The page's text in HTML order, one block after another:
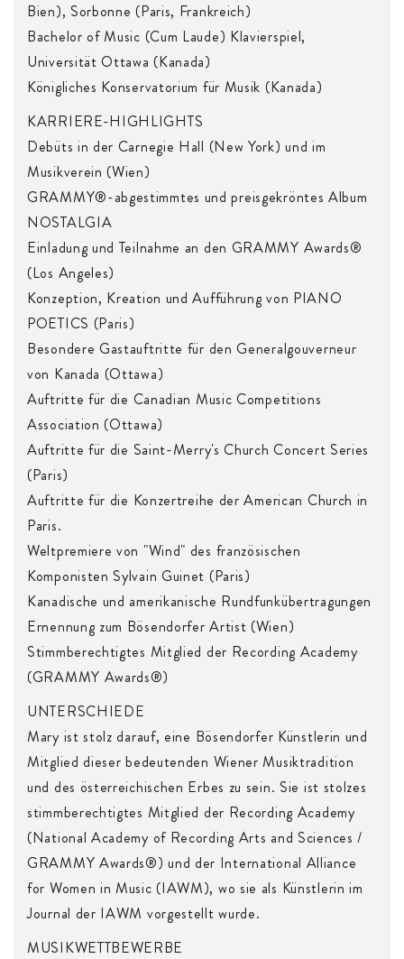
Bien), Sorbonne (Paris, Frankreich)
Bachelor of Music (Cum Laude) Klavierspiel,
Universität Ottawa (Kanada)
Königliches Konservatorium für Musik (Kanada)
KARRIERE-HIGHLIGHTS
Debüts in der Carnegie Hall (New York) und im
Musikverein (Wien)
GRAMMY®-abgestimmtes und preisgekröntes Album
NOSTALGIA
Einladung und Teilnahme an den GRAMMY Awards®
(Los Angeles)
Konzeption, Kreation und Aufführung von PIANO
POETICS (Paris)
Besondere Gastauftritte für den Generalgouverneur
von Kanada (Ottawa)
Auftritte für die Canadian Music Competitions
Association (Ottawa)
Auftritte für die Saint-Merry's Church Concert Series
(Paris)
Auftritte für die Konzertreihe der American Church in
Paris.
Weltpremiere von "Wind" des französischen
Komponisten Sylvain Guinet (Paris)
Kanadische und amerikanische Rundfunkübertragungen
Ernennung zum Bösendorfer Artist (Wien)
Stimmberechtigtes Mitglied der Recording Academy
(GRAMMY Awards®)
UNTERSCHIEDE
Mary ist stolz darauf, eine Bösendorfer Künstlerin und
Mitglied dieser bedeutenden Wiener Musiktradition
und des österreichischen Erbes zu sein. Sie ist stolzes
stimmberechtigtes Mitglied der Recording Academy
(National Academy of Recording Arts and Sciences /
GRAMMY Awards®) und der International Alliance
for Women in Music (IAWM), wo sie als Künstlerin im
Journal der IAWM vorgestellt wurde.
MUSIKWETTBEWERBE